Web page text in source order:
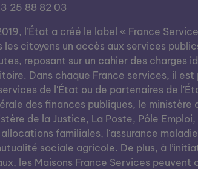
25 88 82 03
l’État a créé le label « France
les citoyens un accès aux services
reposant sur un cahier des charges
Dans chaque France services, il
de l'État ou de partenaires de
des finances publiques, le ministère
de la Justice, La Poste, Pôle
allocations familiales, l'assurance
sociale agricole. De plus, à
les Maisons France Services peuvent